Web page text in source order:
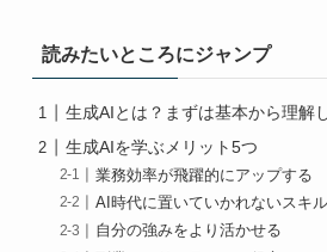
読みたいところにジャンプ
生成AIとは？まずは基本から理解
生成AIを学ぶメリット5つ
業務効率が飛躍的にアップする
AI時代に置いていかれないスキ
自分の強みをより活かせる